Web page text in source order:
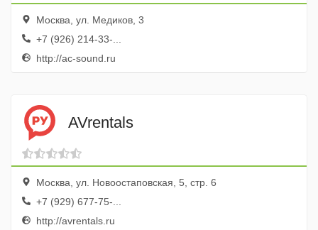
Москва, ул. Медиков, 3
+7 (926) 214-33-...
http://ac-sound.ru
AVrentals
Москва, ул. Новоостаповская, 5, стр. 6
+7 (929) 677-75-...
http://avrentals.ru